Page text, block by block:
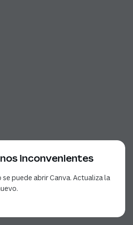
inconvenientes
puede abrir Canva. Actualiza la